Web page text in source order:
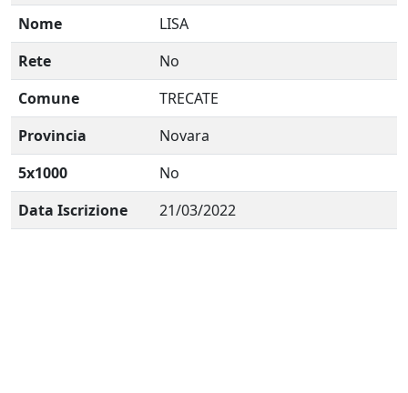
Nome
LISA
Rete
No
Comune
TRECATE
Provincia
Novara
5x1000
No
Data Iscrizione
21/03/2022